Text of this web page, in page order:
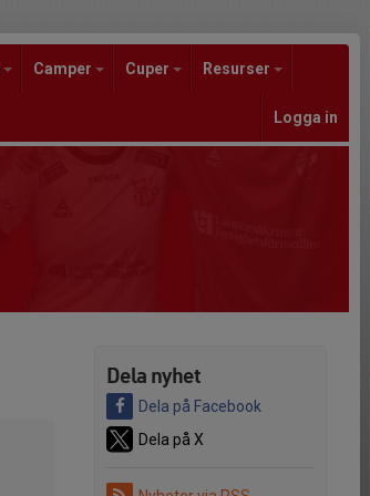
Camper Cuper Resurser
Logga in
Dela nyhet
Dela på Facebook
Dela på X